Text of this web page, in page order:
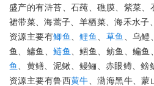
盛产的有浒苔、石莼、礁膜、紫菜、
裙带菜、海蒿子、羊栖菜、海禾水子
资源主要有鲫鱼 、鲤鱼 草鱼
、乌
鱼、鳙鱼、鲢鱼 、鲴鱼、鲂鱼、鳊鱼
鱼
、黄鳝、泥鳅、鳗鲡、赤眼鳟、鳑
资源主要有鲁西黄牛 、渤海黑牛、